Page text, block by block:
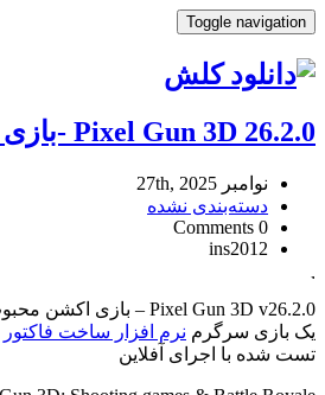
Toggle navigation
Pixel Gun 3D 26.2.0 -بازی اکشن-شوتر مولتی‌پلیر تفنگداران‌پیکسلی اندروید
نوامبر 27th, 2025
دسته‌بندی نشده
0 Comments
ins2012
Pixel
Gun
3D
26.2.0
Pixel Gun 3D v26.2.0 – بازی اکشن محبوب و دوست داشتنی تفنگداران پیکسلی اندروید
یک بازی سرگرم نرم افزار ساخت فاکتور
تست شده با اجرای آفلاین